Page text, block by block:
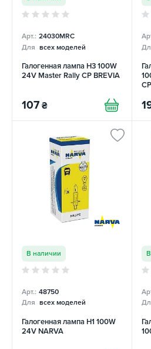
Арт.: 24030MRC
Для всех моделей
Галогенная лампа H3 100W
24V Master Rally CP BREVIA
107 ₴
В наличии
Арт.: 48750
Для всех моделей
Галогенная лампа H1 100W
24V NARVA